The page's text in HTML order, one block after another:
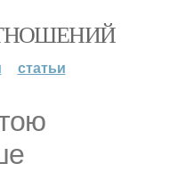
статьи